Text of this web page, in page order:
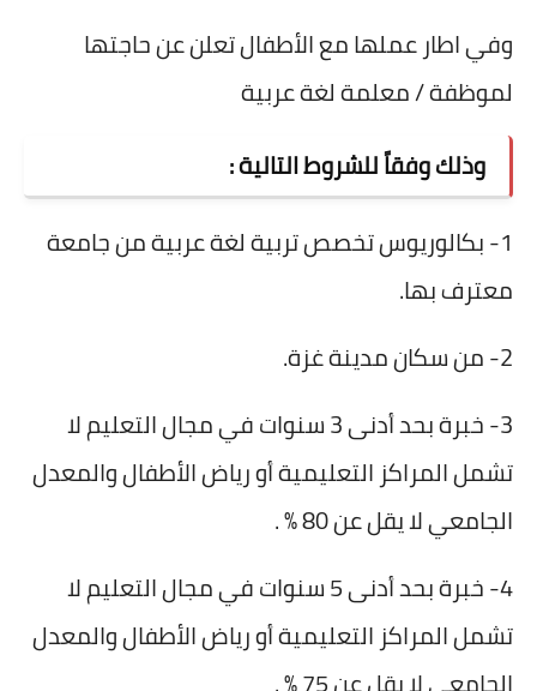
وفي اطار عملها مع الأطفال تعلن عن حاجتها
لموظفة / معلمة لغة عربية
وذلكوفقاًللشروطالتالية:
1- بكالوريوس تخصص تربية لغة عربية من جامعة
معترف بها.
2- من سكان مدينة غزة.
3- خبرة بحد أدنى 3 سنوات في مجال التعليم لا
تشمل المراكز التعليمية أو رياض الأطفال والمعدل
الجامعي لا يقل عن 80 % .
4- خبرة بحد أدنى 5 سنوات في مجال التعليم لا
تشمل المراكز التعليمية أو رياض الأطفال والمعدل